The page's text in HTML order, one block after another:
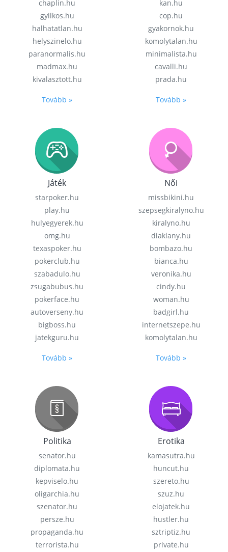
chaplin.hu
gyilkos.hu
halhatatlan.hu
helyszinelo.hu
paranormalis.hu
madmax.hu
kivalasztott.hu
Tovább »
kan.hu
cop.hu
gyakornok.hu
komolytalan.hu
minimalista.hu
cavalli.hu
prada.hu
Tovább »
Játék
starpoker.hu
play.hu
hulyegyerek.hu
omg.hu
texaspoker.hu
pokerclub.hu
szabadulo.hu
zsugabubus.hu
pokerface.hu
autoverseny.hu
bigboss.hu
jatekguru.hu
Tovább »
Női
missbikini.hu
szepsegkiralyno.hu
kiralyno.hu
diaklany.hu
bombazo.hu
bianca.hu
veronika.hu
cindy.hu
woman.hu
badgirl.hu
internetszepe.hu
komolytalan.hu
Tovább »
Politika
senator.hu
diplomata.hu
kepviselo.hu
oligarchia.hu
szenator.hu
persze.hu
propaganda.hu
terrorista.hu
Erotika
kamasutra.hu
huncut.hu
szereto.hu
szuz.hu
elojatek.hu
hustler.hu
sztriptiz.hu
private.hu